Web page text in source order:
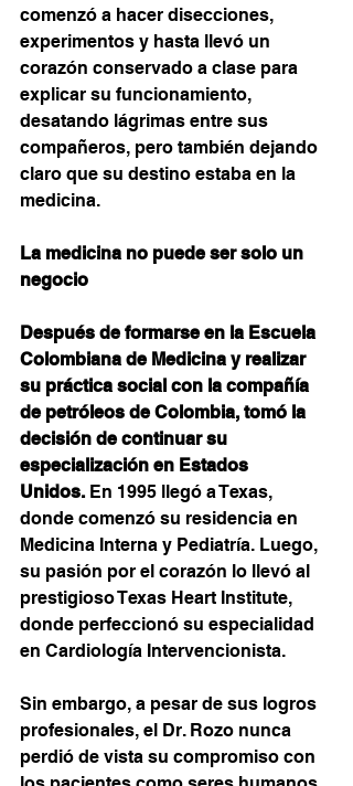
comenzó a hacer disecciones,
experimentos y hasta llevó un
corazón conservado a clase para
explicar su funcionamiento,
desatando lágrimas entre sus
compañeros, pero también dejando
claro que su destino estaba en la
medicina.
La medicina no puede ser solo un
negocio
Después de formarse en la Escuela
Colombiana de Medicina y realizar
su práctica social con la compañía
de petróleos de Colombia, tomó la
decisión de continuar su
especialización en Estados
Unidos. En 1995 llegó a Texas,
donde comenzó su residencia en
Medicina Interna y Pediatría. Luego,
su pasión por el corazón lo llevó al
prestigioso Texas Heart Institute,
donde perfeccionó su especialidad
en Cardiología Intervencionista.
Sin embargo, a pesar de sus logros
profesionales, el Dr. Rozo nunca
perdió de vista su compromiso con